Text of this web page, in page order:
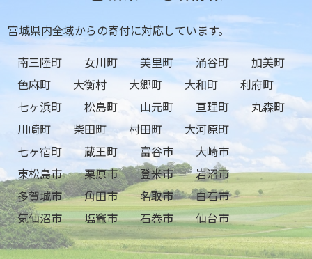
宮城県内全域からの寄付に対応しています。
南三陸町
女川町 美里町 涌谷町
加美町
色麻町
大衡村 大郷町 大和町
利府町
七ヶ浜町
松島町 山元町 亘理町
丸森町
川崎町
柴田町 村田町
大河原町
七ヶ宿町
蔵王町 富谷市
大崎市
東松島市
栗原市 登米市
岩沼市
多賀城市
角田市 名取市
白石市
気仙沼市
塩竈市 石巻市 仙台市